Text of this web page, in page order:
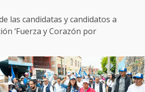
las candidatas y candidatos a
‘Fuerza y Corazón por